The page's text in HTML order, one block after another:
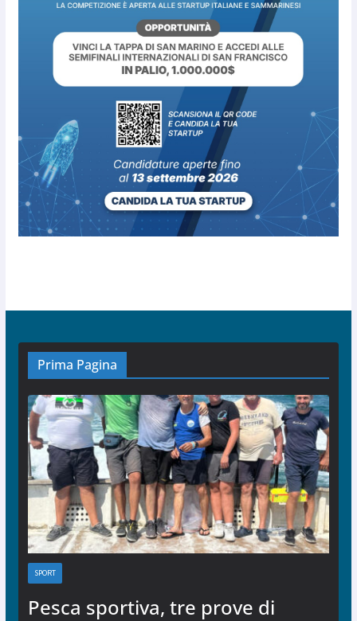
Prima Pagina
SPORT
Pesca sportiva, tre prove di